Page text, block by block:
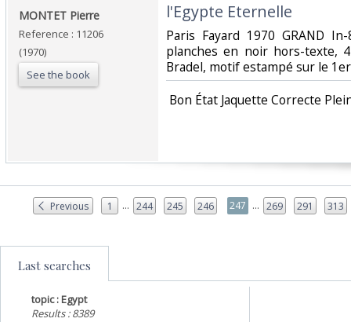
‎MONTET Pierre‎
Reference : 11206
(1970)
See the book
‎l'Egypte Eternelle‎
‎Paris Fayard 1970 GRAND
planches en noir hors-texte,
Bradel, motif estampé sur le
Bon État Jaquette Correcte
Previous 1 ... 244 245 246 247 ... 269 291 313
Last searches
topic : Egypt
Results : 8389